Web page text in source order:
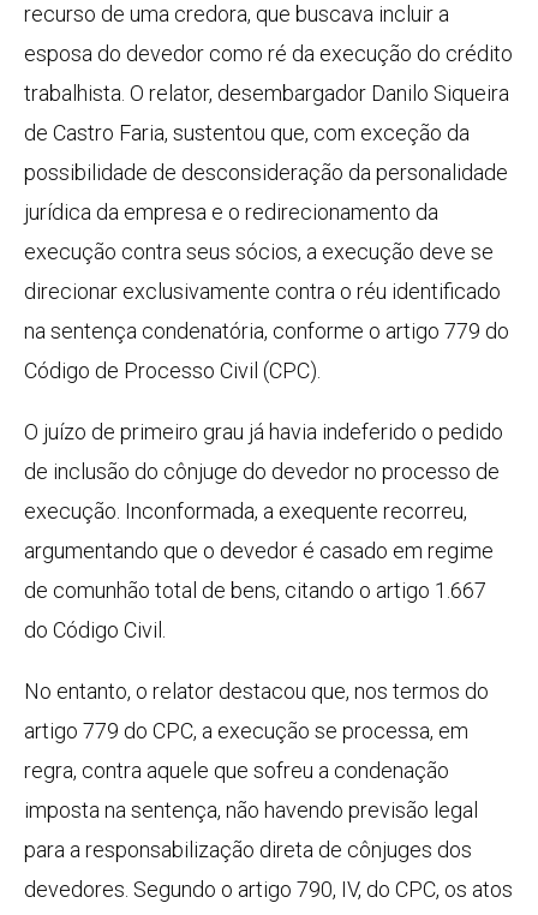
recurso de uma credora, que buscava incluir a
esposa do devedor como ré da execução do crédito
trabalhista. O relator, desembargador Danilo Siqueira
de Castro Faria, sustentou que, com exceção da
possibilidade de desconsideração da personalidade
jurídica da empresa e o redirecionamento da
execução contra seus sócios, a execução deve se
direcionar exclusivamente contra o réu identificado
na sentença condenatória, conforme o artigo 779 do
Código de Processo Civil (CPC).
O juízo de primeiro grau já havia indeferido o pedido
de inclusão do cônjuge do devedor no processo de
execução. Inconformada, a exequente recorreu,
argumentando que o devedor é casado em regime
de comunhão total de bens, citando o artigo 1.667
do Código Civil.
No entanto, o relator destacou que, nos termos do
artigo 779 do CPC, a execução se processa, em
regra, contra aquele que sofreu a condenação
imposta na sentença, não havendo previsão legal
para a responsabilização direta de cônjuges dos
devedores. Segundo o artigo 790, IV, do CPC, os atos